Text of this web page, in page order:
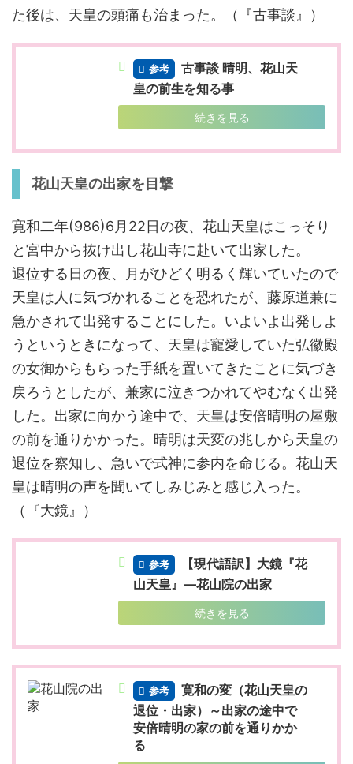
た後は、天皇の頭痛も治まった。（『古事談』）
参考
古事談 晴明、花山天
皇の前生を知る事
続きを見る
花山天皇の出家を目撃
寛和二年(986)6月22日の夜、花山天皇はこっそり
と宮中から抜け出し花山寺に赴いて出家した。
退位する日の夜、月がひどく明るく輝いていたので
天皇は人に気づかれることを恐れたが、藤原道兼に
急かされて出発することにした。いよいよ出発しよ
うというときになって、天皇は寵愛していた弘徽殿
の女御からもらった手紙を置いてきたことに気づき
戻ろうとしたが、兼家に泣きつかれてやむなく出発
した。出家に向かう途中で、天皇は安倍晴明の屋敷
の前を通りかかった。晴明は天変の兆しから天皇の
退位を察知し、急いで式神に参内を命じる。花山天
皇は晴明の声を聞いてしみじみと感じ入った。
（『大鏡』）
参考
【現代語訳】大鏡『花
山天皇』―花山院の出家
続きを見る
参考
寛和の変（花山天皇の
退位・出家）～出家の途中で
安倍晴明の家の前を通りかか
る